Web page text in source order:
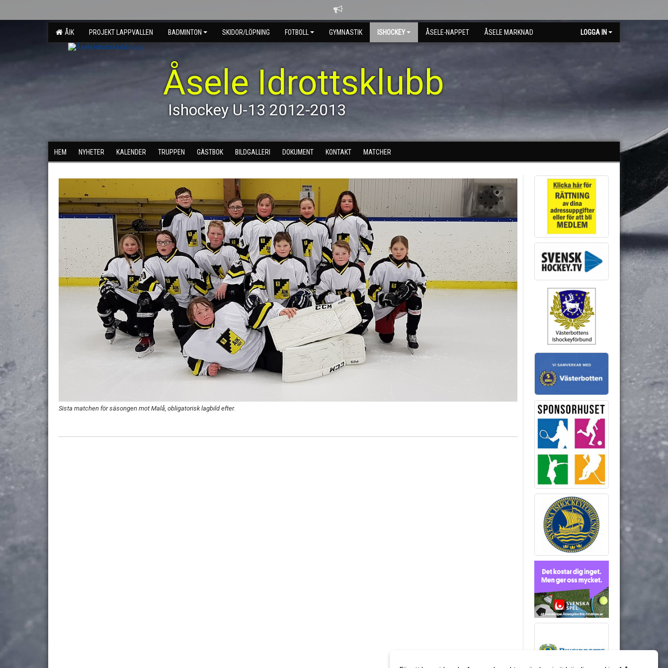
ÅIK PROJEKT LAPPVALLEN BADMINTON SKIDOR/LÖPNING FOTBOLL GYMNASTIK ISHOCKEY ÅSELE-NAPPET ÅSELE MARKNAD LOGGA IN
Åsele Idrottsklubb
Ishockey U-13 2012-2013
HEM NYHETER KALENDER TRUPPEN GÄSTBOK BILDGALLERI DOKUMENT KONTAKT MATCHER
Sista matchen för säsongen mot Malå, obligatorisk lagbild efter.